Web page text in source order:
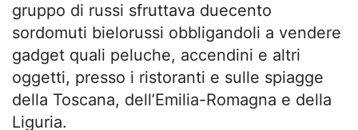
gruppo di russi sfruttava duecento
sordomuti bielorussi obbligandoli a vendere
gadget quali peluche, accendini e altri
oggetti, presso i ristoranti e sulle spiagge
della Toscana, dell’Emilia-Romagna e della
Liguria.